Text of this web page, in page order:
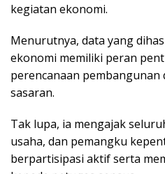
kegiatan ekonomi.
Menurutnya, data yang
ekonomi memiliki peran
perencanaan
sasaran.
Tak lupa, ia mengajak
usaha, dan pemangku
berpartisipasi aktif serta